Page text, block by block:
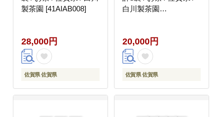
製茶園 [41AIAB008]
28,000円
佐賀県 佐賀県
白川製茶園
20,000円
佐賀県 佐賀県